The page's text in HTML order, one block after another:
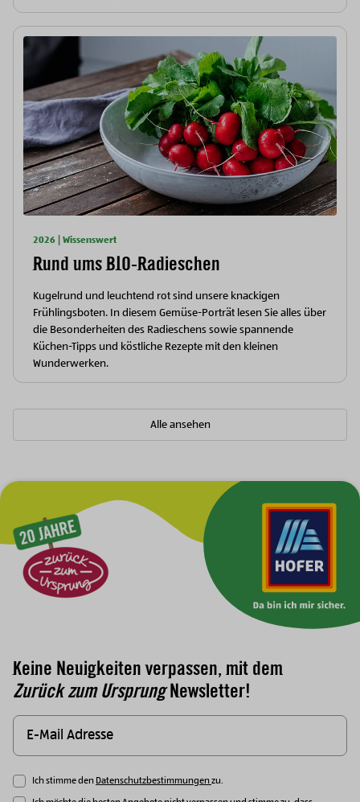
2026 | Wissenswert
Rund ums BIO-Radieschen
Kugelrund und leuchtend rot sind unsere knackigen
Frühlingsboten. In diesem Gemüse-Porträt lesen Sie alles über
die Besonderheiten des Radieschens sowie spannende
Küchen-Tipps und köstliche Rezepte mit den kleinen
Wunderwerken.
Alle ansehen
Zur Hauptnavigation
Keine Neuigkeiten verpassen, mit dem
Zurück zum UrsprungNewsletter!
Ich stimme den Datenschutzbestimmungenzu.